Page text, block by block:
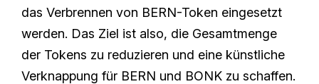
das Verbrennen von BERN-Token eingesetzt
werden. Das Ziel ist also, die Gesamtmenge
der Tokens zu reduzieren und eine künstliche
Verknappung für BERN und BONK zu schaffen.